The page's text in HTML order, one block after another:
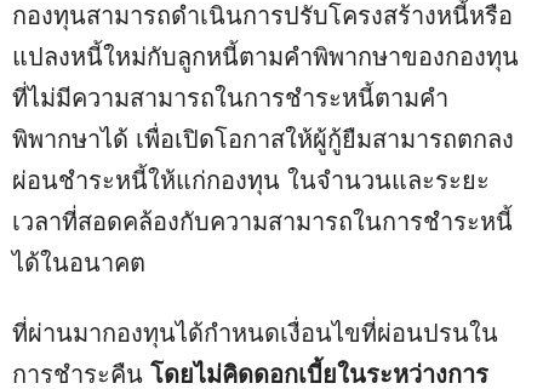
กองทุนสามารถดำเนินการปรับโครงสร้างหนี้หรือ
แปลงหนี้ใหม่กับลูกหนี้ตามคำพิพากษาของกองทุน
ที่ไม่มีความสามารถในการชำระหนี้ตามคำ
พิพากษาได้ เพื่อเปิดโอกาสให้ผู้กู้ยืมสามารถตกลง
ผ่อนชำระหนี้ให้แก่กองทุน ในจำนวนและระยะ
เวลาที่สอดคล้องกับความสามารถในการชำระหนี้
ได้ในอนาคต
ที่ผ่านมากองทุนได้กำหนดเงื่อนไขที่ผ่อนปรนใน
การชำระคืน โดยไม่คิดดอกเบี้ยในระหว่างการ